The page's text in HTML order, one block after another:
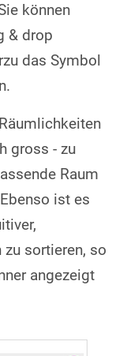
können
& drop
das Symbol
gross - zu
Raum
ist es
sortieren, so
angezeigt